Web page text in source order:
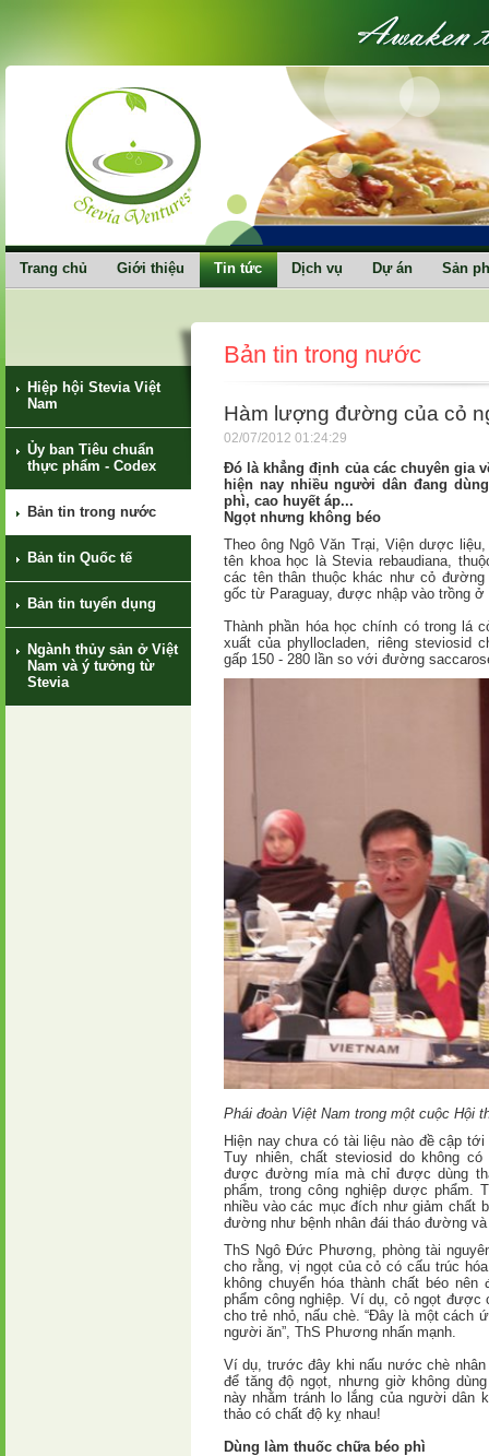
Trang chủ Giới thiệu Tin tức Dịch vụ Dự án Sản
Hiệp hội Stevia Việt
Nam
Ủy ban Tiêu chuẩn
thực phẩm - Codex
Bản tin trong nước
Bản tin Quốc tế
Bản tin tuyển dụng
Ngành thủy sản ở Việt
Nam và ý tưởng từ
Stevia
Bản tin trong nước
Hàm lượng đường của cỏ
02/07/2012 01:24:29
Đó là khẳng định của các chuyên gia
hiện nay nhiều người dân đang
phì, cao huyết áp...
Ngọt nhưng không béo
Theo ông Ngô Văn Trại, Viện dược
tên khoa học là Stevia rebaudiana,
các tên thân thuộc khác như cỏ
gốc từ Paraguay, được nhập vào trồng
Thành phần hóa học chính có trong lá
xuất của phyllocladen, riêng steviosid
gấp 150 - 280 lần so với đường
Phái đoàn Việt Nam trong một cuộc Hội
Hiện nay chưa có tài liệu nào đề cập
Tuy nhiên, chất steviosid do không
được đường mía mà chỉ được dùng
phẩm, trong công nghiệp dược phẩm.
nhiều vào các mục đích như giảm chất
đường như bệnh nhân đái tháo đường
ThS Ngô Đức Phương, phòng tài
cho rằng, vị ngọt của cỏ có cấu trúc
không chuyển hóa thành chất béo
phẩm công nghiệp. Ví dụ, cỏ ngọt
cho trẻ nhỏ, nấu chè. “Đây là một cách
người ăn”, ThS Phương nhấn mạnh.
Ví dụ, trước đây khi nấu nước chè
để tăng độ ngọt, nhưng giờ không
này nhằm tránh lo lắng của người dân
thảo có chất độ kỵ nhau!
Dùng làm thuốc chữa béo phì